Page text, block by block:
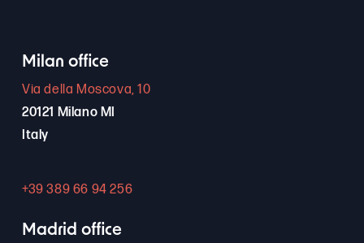
Milan office
Via della Moscova, 10
20121 Milano MI
Italy
+39 389 66 94 256
Madrid office